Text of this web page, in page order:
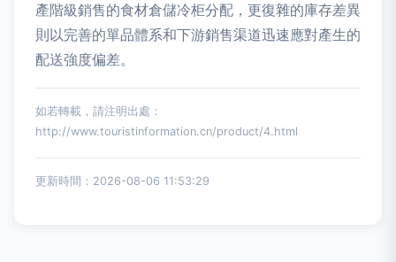
產階級銷售的食材倉儲冷柜分配，更復雜的庫存差異
則以完善的單品體系和下游銷售渠道迅速應對產生的
配送強度偏差。
如若轉載，請注明出處：
http://www.touristinformation.cn/product/4.html
更新時間：2026-08-06 11:53:29